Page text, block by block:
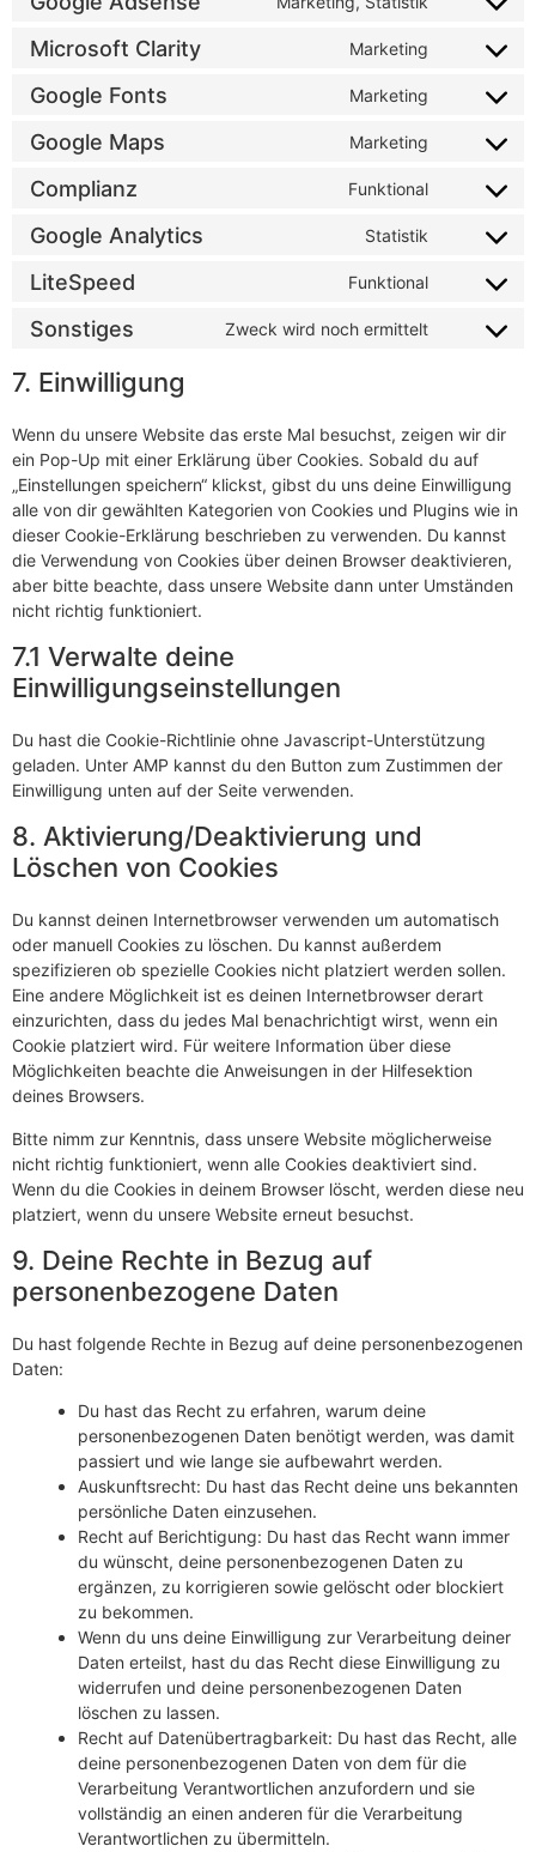
Microsoft Clarity Marketing
Google Fonts Marketing
Google Maps Marketing
Complianz Funktional
Google Analytics Statistik
LiteSpeed Funktional
Sonstiges Zweck wird noch ermittelt
7. Einwilligung
Wenn du unsere Website das erste Mal besuchst, zeigen wir dir
ein Pop-Up mit einer Erklärung über Cookies. Sobald du auf
„Einstellungen speichern“ klickst, gibst du uns deine Einwilligung
alle von dir gewählten Kategorien von Cookies und Plugins wie in
dieser Cookie-Erklärung beschrieben zu verwenden. Du kannst
die Verwendung von Cookies über deinen Browser deaktivieren,
aber bitte beachte, dass unsere Website dann unter Umständen
nicht richtig funktioniert.
7.1 Verwalte deine
Einwilligungseinstellungen
Du hast die Cookie-Richtlinie ohne Javascript-Unterstützung
geladen. Unter AMP kannst du den Button zum Zustimmen der
Einwilligung unten auf der Seite verwenden.
8. Aktivierung/Deaktivierung und
Löschen von Cookies
Du kannst deinen Internetbrowser verwenden um automatisch
oder manuell Cookies zu löschen. Du kannst außerdem
spezifizieren ob spezielle Cookies nicht platziert werden sollen.
Eine andere Möglichkeit ist es deinen Internetbrowser derart
einzurichten, dass du jedes Mal benachrichtigt wirst, wenn ein
Cookie platziert wird. Für weitere Information über diese
Möglichkeiten beachte die Anweisungen in der Hilfesektion
deines Browsers.
Bitte nimm zur Kenntnis, dass unsere Website möglicherweise
nicht richtig funktioniert, wenn alle Cookies deaktiviert sind.
Wenn du die Cookies in deinem Browser löscht, werden diese neu
platziert, wenn du unsere Website erneut besuchst.
9. Deine Rechte in Bezug auf
personenbezogene Daten
Du hast folgende Rechte in Bezug auf deine personenbezogenen
Daten:
Du hast das Recht zu erfahren, warum deine
personenbezogenen Daten benötigt werden, was damit
passiert und wie lange sie aufbewahrt werden.
Auskunftsrecht: Du hast das Recht deine uns bekannten
persönliche Daten einzusehen.
Recht auf Berichtigung: Du hast das Recht wann immer
du wünscht, deine personenbezogenen Daten zu
ergänzen, zu korrigieren sowie gelöscht oder blockiert
zu bekommen.
Wenn du uns deine Einwilligung zur Verarbeitung deiner
Daten erteilst, hast du das Recht diese Einwilligung zu
widerrufen und deine personenbezogenen Daten
löschen zu lassen.
Recht auf Datenübertragbarkeit: Du hast das Recht, alle
deine personenbezogenen Daten von dem für die
Verarbeitung Verantwortlichen anzufordern und sie
vollständig an einen anderen für die Verarbeitung
Verantwortlichen zu übermitteln.